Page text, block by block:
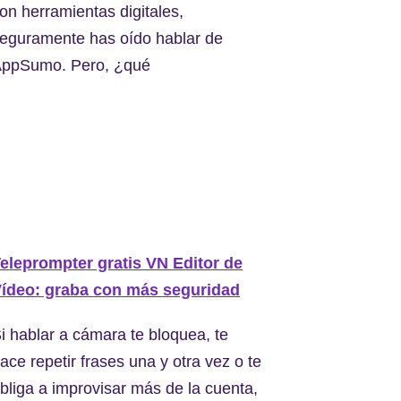
herramientas digitales,
has oído hablar de
Pero, ¿qué
gratis VN Editor de
graba con más seguridad
hablar a cámara te bloquea, te
repetir frases una y otra vez o te
a improvisar más de la cuenta,